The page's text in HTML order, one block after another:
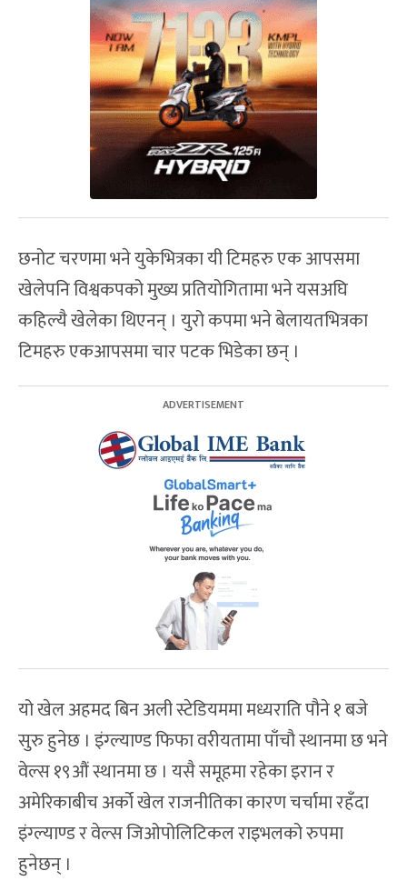
छनोट चरणमा भने युकेभित्रका यी टिमहरु एक आपसमा
खेलेपनि विश्वकपको मुख्य प्रतियोगितामा भने यसअघि
कहिल्यै खेलेका थिएनन् । युरो कपमा भने बेलायतभित्रका
टिमहरु एकआपसमा चार पटक भिडेका छन् ।
यो खेल अहमद बिन अली स्टेडियममा मध्यराति पौने १ बजे
सुरु हुनेछ । इंग्ल्याण्ड फिफा वरीयतामा पाँचौ स्थानमा छ भने
वेल्स १९औं स्थानमा छ । यसै समूहमा रहेका इरान र
अमेरिकाबीच अर्को खेल राजनीतिका कारण चर्चामा रहँदा
इंग्ल्याण्ड र वेल्स जिओपोलिटिकल राइभलको रुपमा
हुनेछन् ।